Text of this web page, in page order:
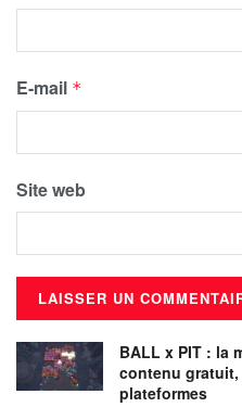
E-mail *
Site web
BALL x PIT : la
contenu
plateformes